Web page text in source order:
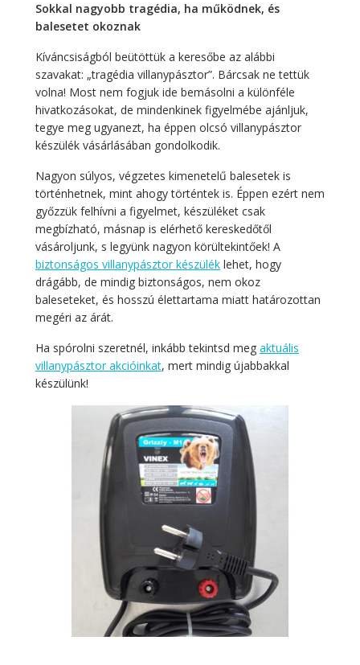
Sokkal nagyobb tragédia, ha működnek, és
balesetet okoznak
Kíváncsiságból beütöttük a keresőbe az alábbi
szavakat: „tragédia villanypásztor”. Bárcsak ne tettük
volna! Most nem fogjuk ide bemásolni a különféle
hivatkozásokat, de mindenkinek figyelmébe ajánljuk,
tegye meg ugyanezt, ha éppen olcsó villanypásztor
készülék vásárlásában gondolkodik.
Nagyon súlyos, végzetes kimenetelű balesetek is
történhetnek, mint ahogy történtek is. Éppen ezért nem
győzzük felhívni a figyelmet, készüléket csak
megbízható, másnap is elérhető kereskedőtől
vásároljunk, s legyünk nagyon körültekintőek! A
biztonságos villanypásztor készüléklehet, hogy
drágább, de mindig biztonságos, nem okoz
baleseteket, és hosszú élettartama miatt határozottan
megéri az árát.
Ha spórolni szeretnél, inkább tekintsd meg aktuális
villanypásztor akcióinkat, mert mindig újabbakkal
készülünk!